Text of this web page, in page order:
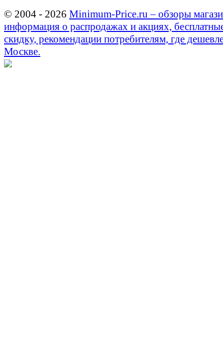
© 2004 - 2026 Minimum-Price.ru – обзоры
информация о распродажах и акциях,
скидку, рекомендации потребителям, где
Москве.